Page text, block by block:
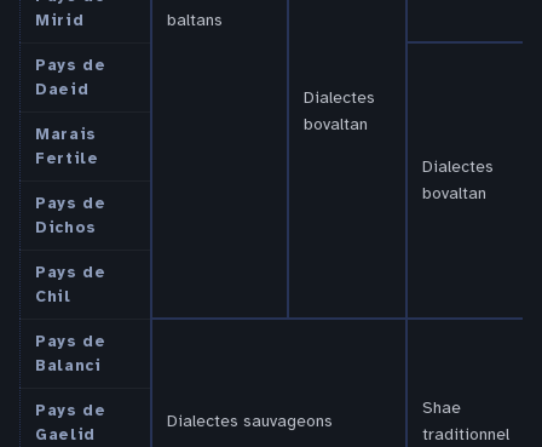
baltans
Dialectes
bovaltan
Mirid
Pays de
Daeid
Dialectes
bovaltan
Marais
Fertile
Pays de
Dichos
Pays de
Chil
Pays de
Balanci
Dialectes sauvageons
Shae
traditionnel
Pays de
Gaelid